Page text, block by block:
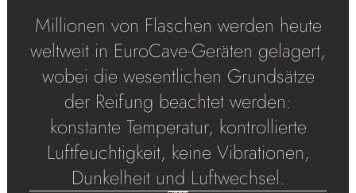
Millionen von Flaschen werden heute
weltweit in EuroCave-Geräten gelagert,
wobei die wesentlichen Grundsätze
der Reifung beachtet werden:
konstante Temperatur, kontrollierte
Luftfeuchtigkeit, keine Vibrationen,
Dunkelheit und Luftwechsel.